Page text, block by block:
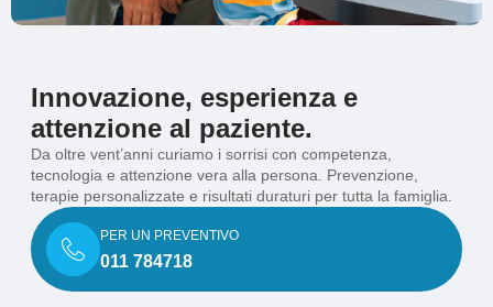
Innovazione, esperienza e
attenzione al paziente.
Da oltre vent’anni curiamo i sorrisi con competenza,
tecnologia e attenzione vera alla persona. Prevenzione,
terapie personalizzate e risultati duraturi per tutta la famiglia.
PER UN PREVENTIVO
011 784718